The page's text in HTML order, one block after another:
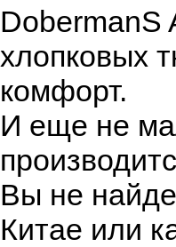
DobermanS
хлопковых
комфорт.
И еще не
Вы не
Китае или